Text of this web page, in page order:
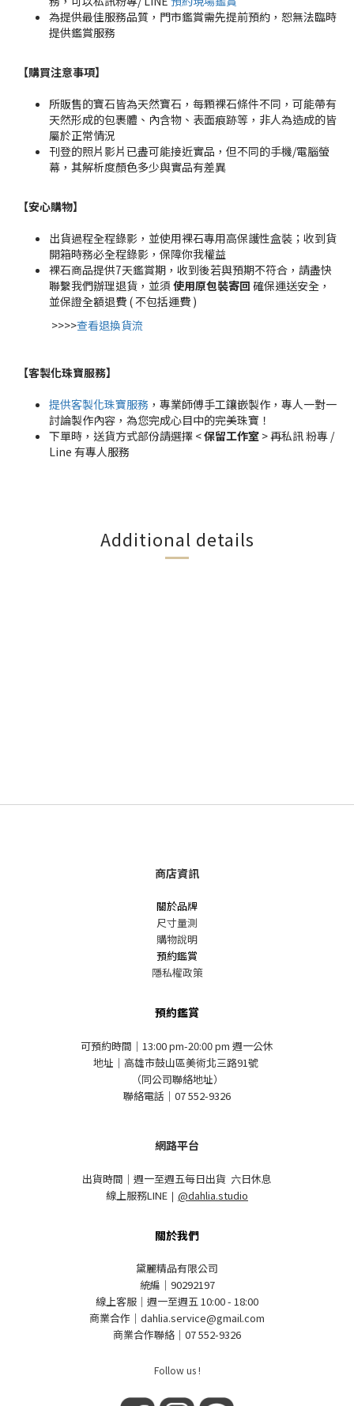
為提供最佳服務品質，門市鑑賞需先提前預約，恕無法臨時
提供鑑賞服務
【購買注意事項】
所販售的寶石皆為天然寶石，每顆裸石條件不同，可能帶有
天然形成的包裹體、內含物、表面痕跡等，非人為造成的皆
屬於正常情況
刊登的照片影片已盡可能接近實品，但不同的手機/電腦螢
幕，其解析度顏色多少與實品有差異
【安心購物】
出貨過程全程錄影，並使用裸石專用高保護性盒裝；收到貨
開箱時務必全程錄影，保障你我權益
裸石商品提供7天鑑賞期，收到後若與預期不符合，請盡快
聯繫我們辦理退貨，並須 使用原包裝寄回 確保運送安全，
並保證全額退費 ( 不包括運費 )
>>>>查看退換貨流
【客製化珠寶服務】
提供客製化珠寶服務 ，專業師傅手工鑲嵌製作，專人一對一
討論製作內容，為您完成心目中的完美珠寶！
下單時，送貨方式部份請選擇 <保留工作室 > 再私訊 粉專 /
Line 有專人服務
Additional details
商店資訊
關於品牌
尺寸量測
購物說明
預約鑑賞
隱私權政策
預約鑑賞
可預約時間｜13:00 pm-20:00 pm 週一公休
地址｜高雄市鼓山區美術北三路91號
（同公司聯絡地址）
聯絡電話｜07 552-9326
網路平台
出貨時間｜週一至週五每日出貨 六日休息
線上服務LINE ｜ @dahlia.studio
關於我們
黛麗精品有限公司
統編｜90292197
線上客服｜週一至週五 10:00 - 18:00
商業合作｜dahlia.service@gmail.com
商業合作聯絡｜07 552-9326
Follow us !